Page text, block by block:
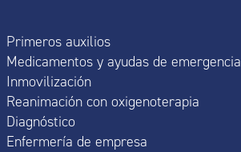
Primeros auxilios
Medicamentos y ayudas de emergencia
Inmovilización
Reanimación con oxigenoterapia
Diagnóstico
Enfermería de empresa